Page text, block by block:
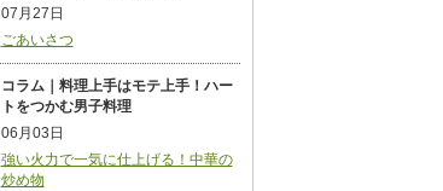
07月27日
ごあいさつ
コラム｜料理上手はモテ上手！ハー
トをつかむ男子料理
06月03日
強い火力で一気に仕上げる！中華の
炒め物